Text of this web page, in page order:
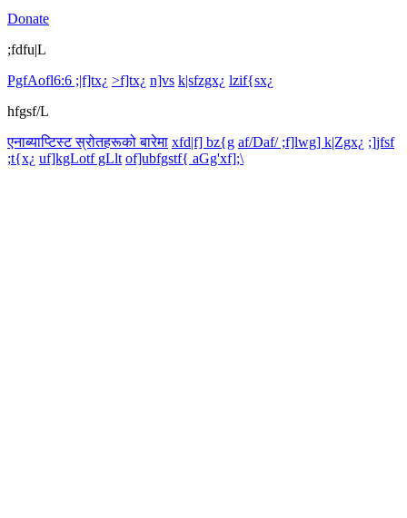
Donate
;fdfu|L
PgfAofl6:6 ;|f]tx¿ >f]tx¿ n]vs k|sfzgx¿ lzif{sx¿
hfgsf/L
एनाब्याप्टिस्ट स्रोतहरूको बारेमा xfd|f] bz{g af/Daf/ ;f]lwg] k|Zgx¿ ;]jfsf
;t{x¿ uf]kgLotf gLlt of]ubfgstf{ aGg'xf];\